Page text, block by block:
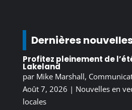
Dernières
Profitez pleinement de
Lakeland
par Mike Marshall,
Août 7, 2026 | Nouvelles en
locales